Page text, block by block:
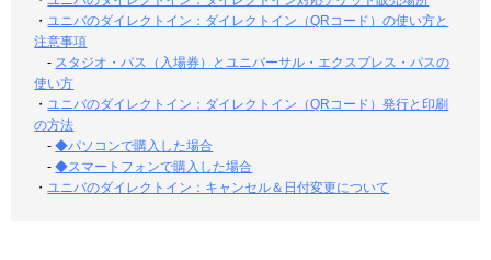
・ユニバのダイレクトイン：ダイレクトイン（QRコード）の使い方と
注意事項
- スタジオ・パス（入場券）とユニバーサル・エクスプレス・パスの
使い方
・ユニバのダイレクトイン：ダイレクトイン（QRコード）発行と印刷
の方法
-◆パソコンで購入した場合
-◆スマートフォンで購入した場合
・ユニバのダイレクトイン：キャンセル＆日付変更について